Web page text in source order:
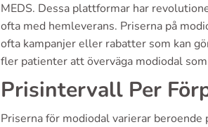
MEDS. Dessa plattformar har
ofta med hemleverans. Priserna på
ofta kampanjer eller rabatter som kan
fler patienter att överväga modiodal
Prisintervall Per
Priserna för modiodal varierar